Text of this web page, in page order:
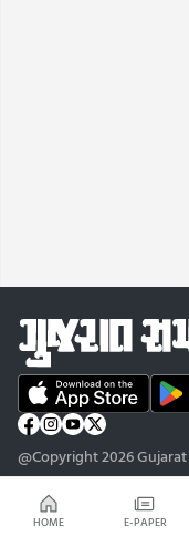
HOME E-PAPER
@Copyright 2026